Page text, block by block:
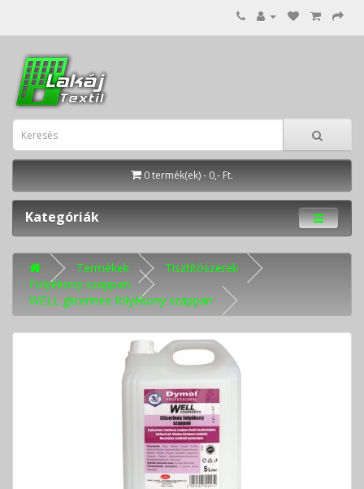
0 termék(ek) - 0,- Ft.
Kategóriák
Termékek
Tisztítószerek
Folyékony szappan
WELL glicerines folyékony szappan